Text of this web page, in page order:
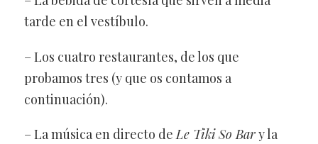
tarde en el vestíbulo.
– Los cuatro restaurantes, de los que
probamos tres (y que os contamos a
continuación).
– La música en directo deLe Tiki So Bary la